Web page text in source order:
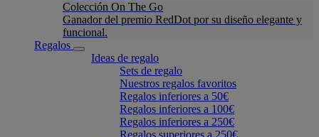
Colección On The Go
Ganador del premio RedDot por su diseño elegante y
funcional.
Regalos
Ideas de regalo
Sets de regalo
Nuestros regalos favoritos
Regalos inferiores a 50€
Regalos inferiores a 100€
Regalos inferiores a 250€
Regalos superiores a 250€